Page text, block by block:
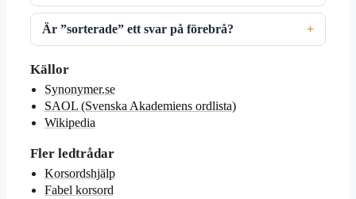
Är ”sorterade” ett svar på förebrå?
Källor
Synonymer.se
SAOL (Svenska Akademiens ordlista)
Wikipedia
Fler ledtrådar
Korsordshjälp
Fabel korsord